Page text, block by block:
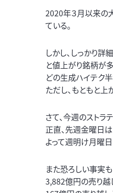
2020年３月以来の
ている。
しかし、しっかり
と値上がり銘柄が
どの生成ハイテク
ただし、もともと
さて、今週のストラ
正直、先週金曜日
よって週明け月曜
また恐ろしい事実
3,882億円の売り越